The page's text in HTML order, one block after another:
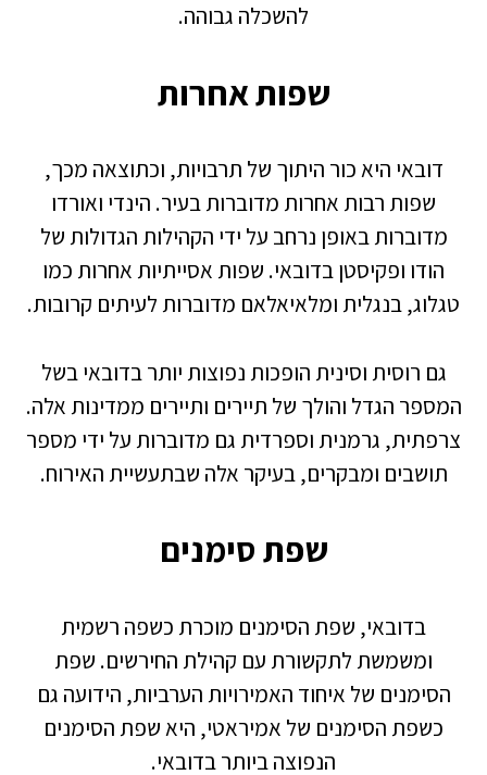
להשכלה גבוהה.
שפות אחרות
דובאי היא כור היתוך של תרבויות, וכתוצאה מכך,
שפות רבות אחרות מדוברות בעיר. הינדי ואורדו
מדוברות באופן נרחב על ידי הקהילות הגדולות של
הודו ופקיסטן בדובאי. שפות אסייתיות אחרות כמו
טגלוג, בנגלית ומלאיאלאם מדוברות לעיתים קרובות.
גם רוסית וסינית הופכות נפוצות יותר בדובאי בשל
המספר הגדל והולך של תיירים ותיירים ממדינות אלה.
צרפתית, גרמנית וספרדית גם מדוברות על ידי מספר
תושבים ומבקרים, בעיקר אלה שבתעשיית האירוח.
שפת סימנים
בדובאי, שפת הסימנים מוכרת כשפה רשמית
ומשמשת לתקשורת עם קהילת החירשים. שפת
הסימנים של איחוד האמירויות הערביות, הידועה גם
כשפת הסימנים של אמיראטי, היא שפת הסימנים
הנפוצה ביותר בדובאי.